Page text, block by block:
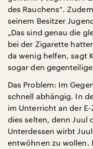
des Rauchens“.
seinem Besitzer
„Das sind genau die
bei der Zigarette
da wenig helfen, sagt
sogar den
Das Problem: Im
schnell abhängig. In
im Unterricht an der
dies selten, denn
Unterdessen wirbt
entwöhnen zu wollen.